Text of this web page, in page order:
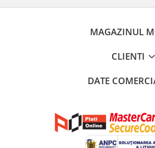
MAGAZINUL
CLIENTI
DATE